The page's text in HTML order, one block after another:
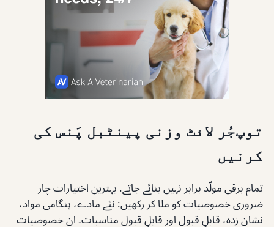
توپ‌جُر لائٹ وزنی پینٹبل پَنس کی
کرنیں
تمام برقی مولّد برابر نہیں بنائے جاتے. بہترین اختیارات چار
ضروری خصوصیات کو ملا کر رکھیں: نئے مادے، ہنگامی مواد،
نشان زدہ، قابلِ قبول اور قابلِ قبول مناسبات۔ ان خصوصیات